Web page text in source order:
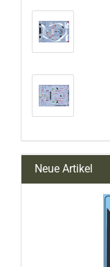
Neue Artikel